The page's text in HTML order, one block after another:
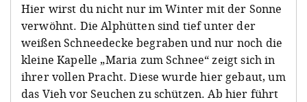
Hier wirst du nicht nur im Winter mit der Sonne
verwöhnt. Die Alphütten sind tief unter der
weißen Schneedecke begraben und nur noch die
kleine Kapelle „Maria zum Schnee“ zeigt sich in
ihrer vollen Pracht. Diese wurde hier gebaut, um
das Vieh vor Seuchen zu schützen. Ab hier führt